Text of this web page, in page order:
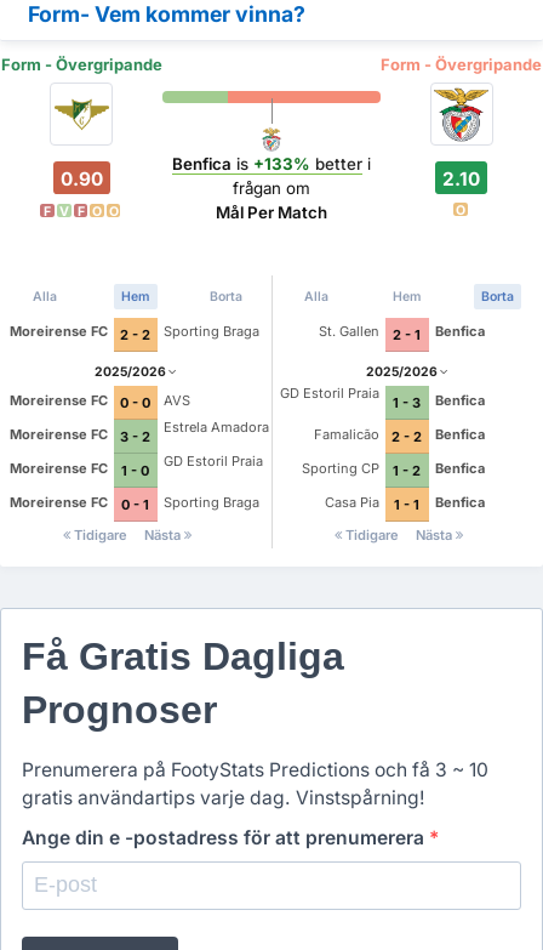
Form- Vem kommer vinna?
Form - Övergripande Form - Övergripande
0.90
F V F O O
Benfica is +133% betteri
frågan om
Mål Per Match
2.10
O
Alla Hem Borta
Moreirense FC 2 - 2 Sporting Braga
2025/2026
Moreirense FC 0 - 0
AVS
Moreirense FC
3 - 2
Estrela Amadora
Moreirense FC 1 - 0
GD Estoril Praia
Moreirense FC 0 - 1
Sporting Braga
Tidigare
Nästa
Alla Hem Borta
St. Gallen 2 - 1 Benfica
2025/2026
GD Estoril Praia
1 - 3
Benfica
Famalicão
2 - 2
Benfica
Sporting CP
1 - 2
Benfica
Casa Pia
1 - 1
Benfica
Tidigare
Nästa
Få Gratis Dagliga
Prognoser
Prenumerera på FootyStats Predictions och få 3 ~ 10
gratis användartips varje dag. Vinstspårning!
Ange din e -postadress för att prenumerera *